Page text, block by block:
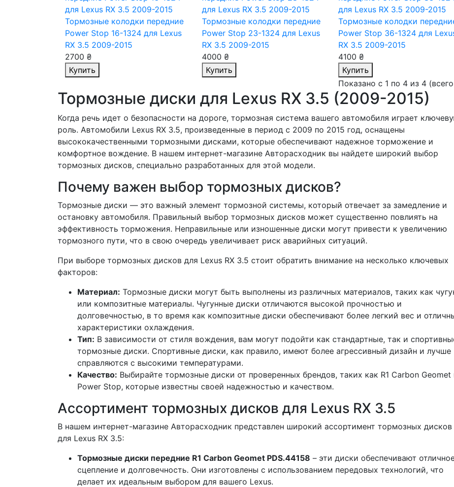
Тормозные колодки передние
Power Stop 16-1324 для Lexus
RX 3.5 2009-2015
2700 ₴
Купить
Тормозные колодки передние
Power Stop 23-1324 для Lexus
RX 3.5 2009-2015
4000 ₴
Купить
Тормозные колодки
Power Stop 36-1324 для
RX 3.5 2009-2015
4100 ₴
Купить
Показано с 1 по 4 из 4
Тормозные диски для Lexus RX 3.5 (2009-2015)
Когда речь идет о безопасности на дороге, тормозная система вашего автомобиля играет
роль. Автомобили Lexus RX 3.5, произведенные в период с 2009 по 2015 год, оснащены
высококачественными тормозными дисками, которые обеспечивают надежное торможение и
комфортное вождение. В нашем интернет-магазине Авторасходник вы найдете широкий выбор
тормозных дисков, специально разработанных для этой модели.
Почему важен выбор тормозных дисков?
Тормозные диски — это важный элемент тормозной системы, который отвечает за замедление и
остановку автомобиля. Правильный выбор тормозных дисков может существенно повлиять на
эффективность торможения. Неправильные или изношенные диски могут привести к увеличению
тормозного пути, что в свою очередь увеличивает риск аварийных ситуаций.
При выборе тормозных дисков для Lexus RX 3.5 стоит обратить внимание на несколько ключевых
факторов:
Материал: Тормозные диски могут быть выполнены из различных материалов, таких как
или композитные материалы. Чугунные диски отличаются высокой прочностью и
долговечностью, в то время как композитные диски обеспечивают более легкий вес и
характеристики охлаждения.
Тип: В зависимости от стиля вождения, вам могут подойти как стандартные, так и
тормозные диски. Спортивные диски, как правило, имеют более агрессивный дизайн и лучше
справляются с высокими температурами.
Качество: Выбирайте тормозные диски от проверенных брендов, таких как R1 Carbon Geomet
Power Stop, которые известны своей надежностью и качеством.
Ассортимент тормозных дисков для Lexus RX 3.5
В нашем интернет-магазине Авторасходник представлен широкий ассортимент тормозных дисков
для Lexus RX 3.5:
Тормозные диски передние R1 Carbon Geomet PDS.44158 – эти диски обеспечивают
сцепление и долговечность. Они изготовлены с использованием передовых технологий, что
делает их идеальным выбором для вашего Lexus.